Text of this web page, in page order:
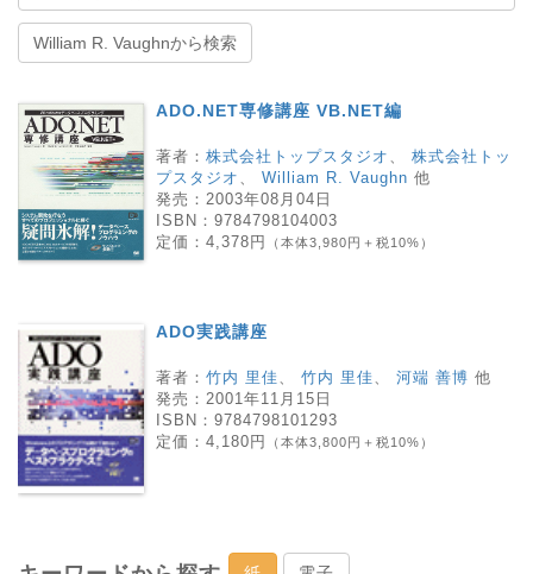
William R. Vaughnから検索
ADO.NET専修講座 VB.NET編
著者： 株式会社トップスタジオ
株式会社トッ
プスタジオ
William R. Vaughn 他
発売： 2003年08月04日
ISBN： 9784798104003
定価： 4,378円 （本体3,980円＋税10%）
ADO実践講座
著者： 竹内 里佳、 竹内 里佳、 河端 善博 他
発売： 2001年11月15日
ISBN： 9784798101293
定価： 4,180円 （本体3,800円＋税10%）